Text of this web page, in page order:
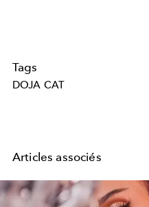
Tags
DOJA CAT
Articles associés